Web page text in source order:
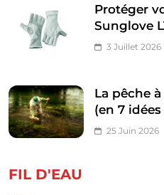
Protéger
Sunglove
3 Juillet 2026
La pêche
(en 7
25 Juin 2026
FIL D'EAU